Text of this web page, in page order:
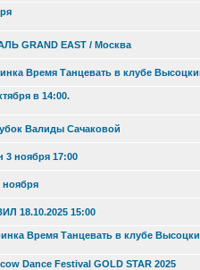
GRAND EAST / Москва
Время Танцевать в клубе
в 14:00.
Валиды Сачаковой
3 ноября 17:00
ноября
18.10.2025 15:00
Время Танцевать в клубе
Dance Festival GOLD STAR 2025